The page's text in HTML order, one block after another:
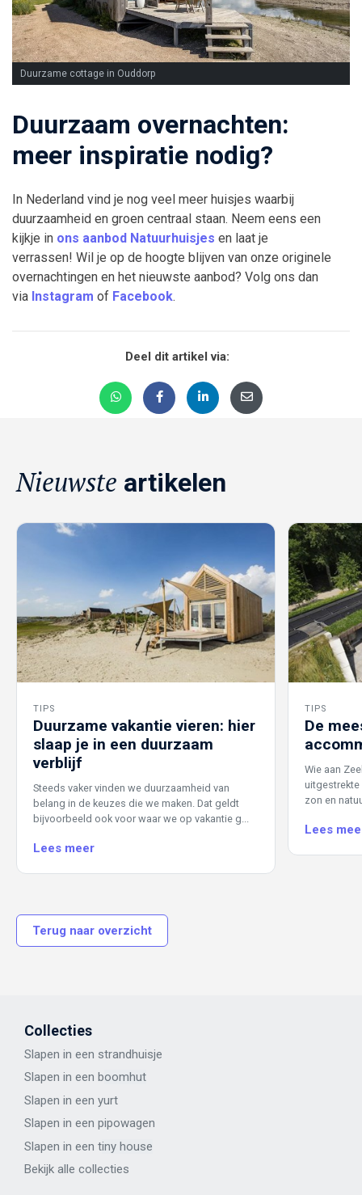
Duurzame cottage in Ouddorp
Duurzaam overnachten:
meer inspiratie nodig?
In Nederland vind je nog veel meer huisjes waarbij
duurzaamheid en groen centraal staan. Neem eens een
kijkje in ons aanbod Natuurhuisjes en laat je
verrassen! Wil je op de hoogte blijven van onze originele
overnachtingen en het nieuwste aanbod? Volg ons dan
via Instagram of Facebook.
Deel dit artikel via:
Nieuwste artikelen
TIPS
Duurzame vakantie vieren: hier
slaap je in een duurzaam
verblijf
Steeds vaker vinden we duurzaamheid van
belang in de keuzes die we maken. Dat geldt
bijvoorbeeld ook voor waar we op vakantie g...
Lees meer
TIPS
De
Wie aan
uitgestrekte
zon en
Lees
Terug naar overzicht
Collecties
Slapen in een strandhuisje
Slapen in een boomhut
Slapen in een yurt
Slapen in een pipowagen
Slapen in een tiny house
Bekijk alle collecties